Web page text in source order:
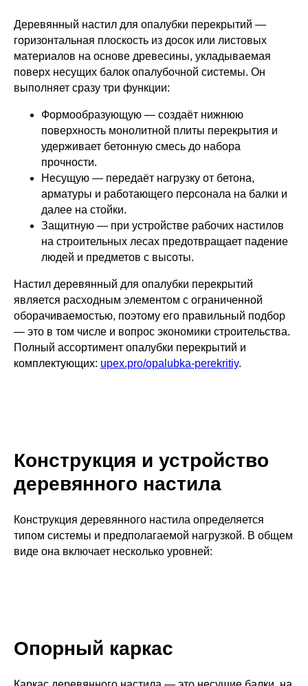
Деревянный настил для опалубки перекрытий —
горизонтальная плоскость из досок или листовых
материалов на основе древесины, укладываемая
поверх несущих балок опалубочной системы. Он
выполняет сразу три функции:
Формообразующую — создаёт нижнюю
поверхность монолитной плиты перекрытия и
удерживает бетонную смесь до набора
прочности.
Несущую — передаёт нагрузку от бетона,
арматуры и работающего персонала на балки и
далее на стойки.
Защитную — при устройстве рабочих настилов
на строительных лесах предотвращает падение
людей и предметов с высоты.
Настил деревянный для опалубки перекрытий
является расходным элементом с ограниченной
оборачиваемостью, поэтому его правильный подбор
— это в том числе и вопрос экономики строительства.
Полный ассортимент опалубки перекрытий и
комплектующих: upex.pro/opalubka-perekritiy.
Конструкция и устройство
деревянного настила
Конструкция деревянного настила определяется
типом системы и предполагаемой нагрузкой. В общем
виде она включает несколько уровней:
Опорный каркас